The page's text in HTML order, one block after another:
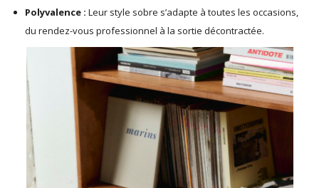
Polyvalence : Leur style sobre s’adapte à toutes les occasions,
du rendez-vous professionnel à la sortie décontractée.